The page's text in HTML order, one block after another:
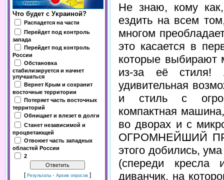
Что будет с Украиной?
Распадется на части
Перейдет под контроль
запада
Перейдет под контроль
России
Обстановка
стабилизируется и начнет
улучшаться
Вернет Крым и сохранит
восточные территории
Потеряет часть восточных
территорий
Обнищает и влезет в долги
Станет независимой и
процветающей
Отвоюет часть западных
областей России
2
[ Результаты · Архив опросов ]
Не знаю, кому
ездить на всем
многом
это касается в
которые выбирают
из-за её стиля!
удивительная
и стиль с
компактная
во дворах и с
ОГРОМНЕЙШИЙ
этого добились,
(спереди кресла
диванчик, на